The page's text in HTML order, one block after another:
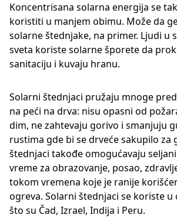
Koncentrisana solarna energija se
koristiti u manjem obimu. Može da
solarne štednjake, na primer. Ljudi u
sveta koriste solarne šporete da
sanitaciju i kuvaju hranu.
Solarni štednjaci pružaju mnoge
na peći na drva: nisu opasni od
dim, ne zahtevaju gorivo i smanjuju
rustima gde bi se drveće sakupilo za
štednjaci takođe omogućavaju
vreme za obrazovanje, posao,
tokom vremena koje je ranije
ogreva. Solarni štednjaci se koriste u
što su Čad, Izrael, Indija i Peru.